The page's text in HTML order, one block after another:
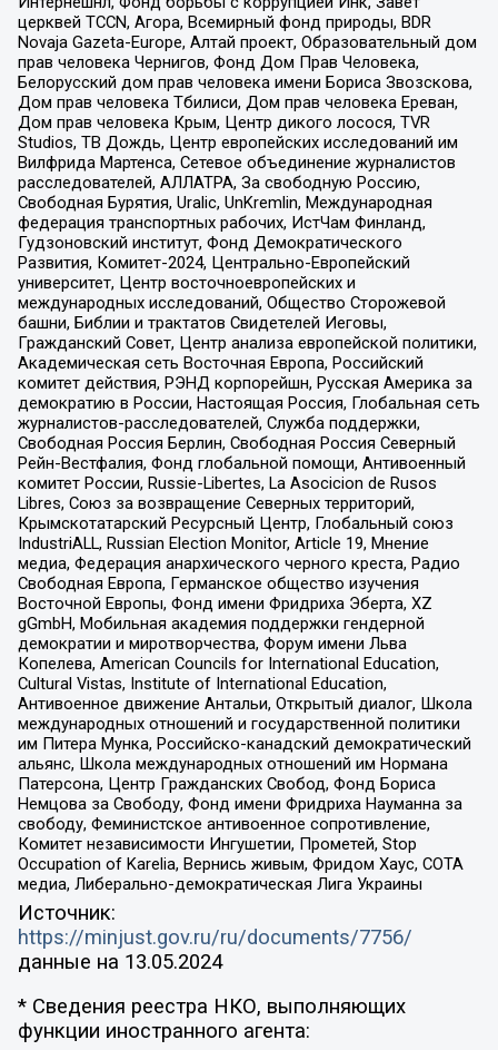
церквей TCCN, Агора, Всемирный фонд природы, BDR
Novaja Gazeta-Europe, Алтай проект, Образовательный дом
прав человека Чернигов, Фонд Дом Прав Человека,
Белорусский дом прав человека имени Бориса Звозскова,
Дом прав человека Тбилиси, Дом прав человека Ереван,
Дом прав человека Крым, Центр дикого лосося, TVR
Studios, ТВ Дождь, Центр европейских исследований им
Вилфрида Мартенса, Сетевое объединение журналистов
расследователей, АЛЛАТРА, За свободную Россию,
Свободная Бурятия, Uralic, UnKremlin, Международная
федерация транспортных рабочих, ИстЧам Финланд,
Гудзоновский институт, Фонд Демократического
Развития, Комитет-2024, Центрально-Европейский
университет, Центр восточноевропейских и
международных исследований, Общество Сторожевой
башни, Библии и трактатов Свидетелей Иеговы,
Гражданский Совет, Центр анализа европейской политики,
Академическая сеть Восточная Европа, Российский
комитет действия, РЭНД корпорейшн, Русская Америка за
демократию в России, Настоящая Россия, Глобальная сеть
журналистов-расследователей, Служба поддержки,
Свободная Россия Берлин, Свободная Россия Северный
Рейн-Вестфалия, Фонд глобальной помощи, Антивоенный
комитет России, Russie-Libertes, La Asocicion de Rusos
Libres, Союз за возвращение Северных территорий,
Крымскотатарский Ресурсный Центр, Глобальный союз
IndustriALL, Russian Election Monitor, Article 19, Мнение
медиа, Федерация анархического черного креста, Радио
Свободная Европа, Германское общество изучения
Восточной Европы, Фонд имени Фридриха Эберта, XZ
gGmbH, Мобильная академия поддержки гендерной
демократии и миротворчества, Форум имени Льва
Копелева, American Councils for International Education,
Cultural Vistas, Institute of International Education,
Антивоенное движение Антальи, Открытый диалог, Школа
международных отношений и государственной политики
им Питера Мунка, Российско-канадский демократический
альянс, Школа международных отношений им Нормана
Патерсона, Центр Гражданских Свобод, Фонд Бориса
Немцова за Свободу, Фонд имени Фридриха Науманна за
свободу, Феминистское антивоенное сопротивление,
Комитет независимости Ингушетии, Прометей, Stop
Occupation of Karelia, Вернись живым, Фридом Хаус, СОТА
медиа, Либерально-демократическая Лига Украины
Источник:
https://minjust.gov.ru/ru/documents/7756/
данные на 13.05.2024
* Сведения реестра НКО, выполняющих
функции иностранного агента: